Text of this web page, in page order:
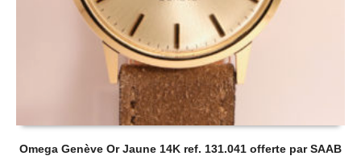
Omega Genève Or Jaune 14K ref. 131.041 offerte par SAAB